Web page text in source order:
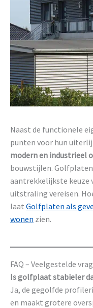
Naast de functionele
punten voor hun
modern en industrieel
bouwstijlen.
aantrekkelijkste keuze
uitstraling vereisen.
laat Golfplaten als
wonen zien.
FAQ – Veelgestelde
Is golfplaat stabieler
Ja, de gegolfde
en maakt grotere